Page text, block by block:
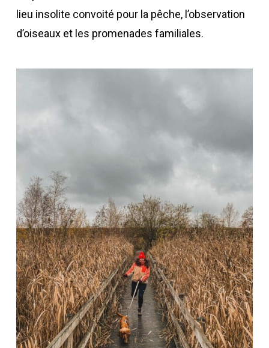
lieu insolite convoité pour la pêche, l’observation
d’oiseaux et les promenades familiales.